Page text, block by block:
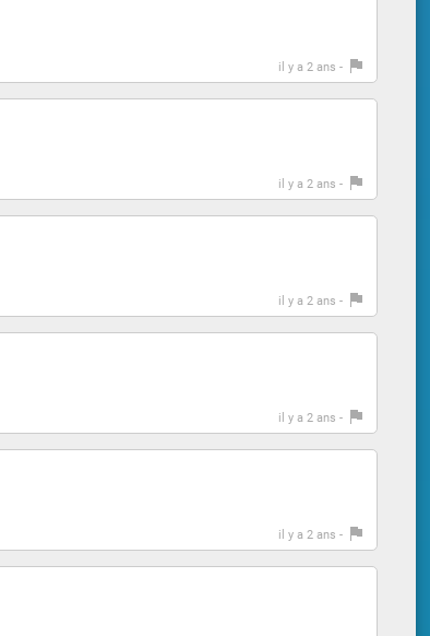
il y a 2 ans -
il y a 2 ans -
il y a 2 ans -
il y a 2 ans -
il y a 2 ans -